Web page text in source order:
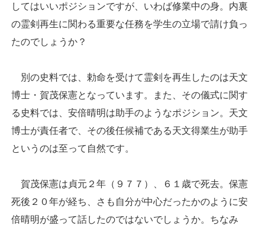
してはいいポジションですが、いわば修業中の身。内裏
の霊剣再生に関わる重要な任務を学生の立場で請け負っ
たのでしょうか？
別の史料では、勅命を受けて霊剣を再生したのは天文
博士・賀茂保憲となっています。また、その儀式に関す
る史料では、安倍晴明は助手のようなポジション。天文
博士が責任者で、その後任候補である天文得業生が助手
というのは至って自然です。
賀茂保憲は貞元２年（９７７）、６１歳で死去。保憲
死後２０年が経ち、さも自分が中心だったかのように安
倍晴明が盛って話したのではないでしょうか。ちなみ